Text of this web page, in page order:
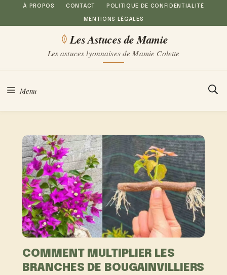
Aller
au
À PROPOS CONTACT POLITIQUE DE CONFIDENTIALITÉ
MENTIONS LÉGALES
Les Astuces de Mamie
Les astuces lyonnaises de Mamie Colette
Menu
COMMENT MULTIPLIER LES
BRANCHES DE BOUGAINVILLIERS